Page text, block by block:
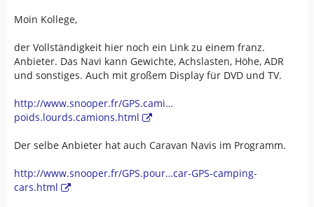
Moin Kollege,
der Vollständigkeit hier noch ein Link zu einem franz.
Anbieter. Das Navi kann Gewichte, Achslasten, Höhe, ADR
und sonstiges. Auch mit großem Display für DVD und TV.
http://www.snooper.fr/GPS.cami…
poids.lourds.camions.html
Der selbe Anbieter hat auch Caravan Navis im Programm.
http://www.snooper.fr/GPS.pour…car-GPS-camping-
cars.html